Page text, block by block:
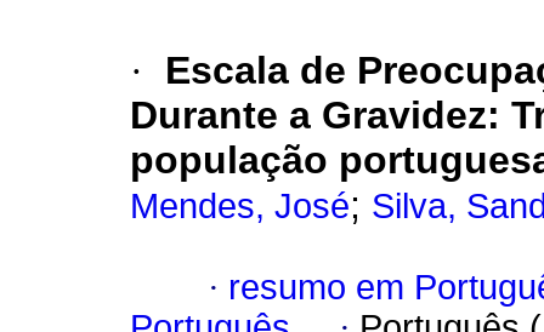
·
Escala de
Durante a Gravidez:
população
Mendes, José; Silva,
· resumo em